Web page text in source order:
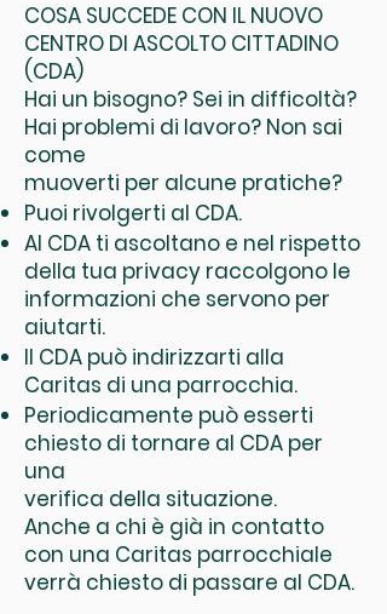
COSA SUCCEDE CON IL NUOVO
CENTRO DI ASCOLTO CITTADINO
(CDA)
Hai un bisogno? Sei in difficoltà?
Hai problemi di lavoro? Non sai
come
muoverti per alcune pratiche?
Puoi rivolgerti al CDA.
Al CDA ti ascoltano e nel rispetto
della tua privacy raccolgono le
informazioni che servono per
aiutarti.
Il CDA può indirizzarti alla
Caritas di una parrocchia.
Periodicamente può esserti
chiesto di tornare al CDA per
una
verifica della situazione.
Anche a chi è già in contatto
con una Caritas parrocchiale
verrà chiesto di passare al CDA.